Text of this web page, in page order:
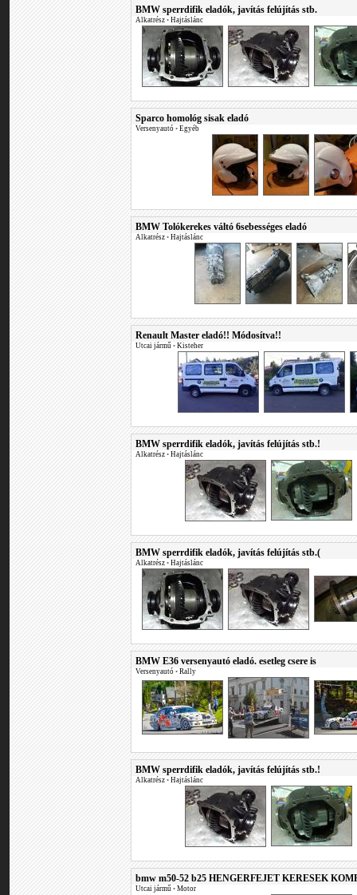
BMW sperrdifik eladók, javítás felújítás stb.
Alkatrész • Hajtáslánc
Sparco homológ sisak eladó
Versenyautó • Egyéb
BMW Tolókerekes váltó 6sebességes eladó
Alkatrész • Hajtáslánc
Renault Master eladó!! Módosítva!!
Utcai jármű • Kisteher
BMW sperrdifik eladók, javítás felújítás stb.!
Alkatrész • Hajtáslánc
BMW sperrdifik eladók, javítás felújítás stb.(
Alkatrész • Hajtáslánc
BMW E36 versenyautó eladó. esetleg csere is
Versenyautó • Rally
BMW sperrdifik eladók, javítás felújítás stb.!
Alkatrész • Hajtáslánc
bmw m50-52 b25 HENGERFEJET KERESEK
Utcai jármű • Motor